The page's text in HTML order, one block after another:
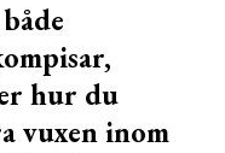
hur du
vuxen inom